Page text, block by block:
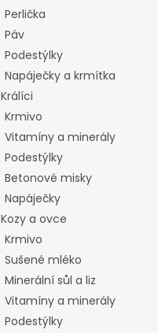
Perlička
Páv
Podestýlky
Napáječky a krmítka
Králíci
Krmivo
Vitamíny a minerály
Podestýlky
Betonové misky
Napáječky
Kozy a ovce
Krmivo
Sušené mléko
Minerální sůl a liz
Vitamíny a minerály
Podestýlky